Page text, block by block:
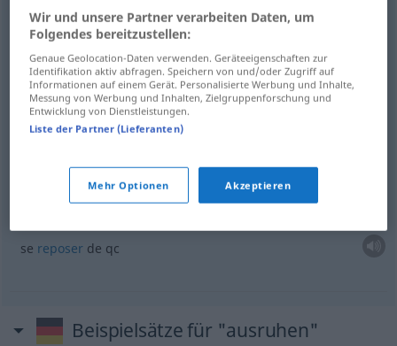
Beispiele
(sich) ausruhen
sereposer
ichmuss(mich) einwenig
me reposer unpeu
se reposerde qc
Beispielsätze für "ausruhen"
Wir und unsere Partner verarbeiten Daten, um
Folgendes bereitzustellen:
Genaue Geolocation-Daten verwenden. Geräteeigenschaften zur
Identifikation aktiv abfragen. Speichern von und/oder Zugriff auf
Informationen auf einem Gerät. Personalisierte Werbung und Inhalte,
Messung von Werbung und Inhalten, Zielgruppenforschung und
Entwicklung von Dienstleistungen.
Liste der Partner (Lieferanten)
Mehr Optionen Akzeptieren